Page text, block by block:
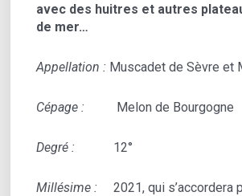
avec des huitres et autres
de mer…
Appellation :Muscadet de Sèvre et
Cépage :Melon de Bourgogne
Degré : 12°
Millésime :2021, qui s’accordera